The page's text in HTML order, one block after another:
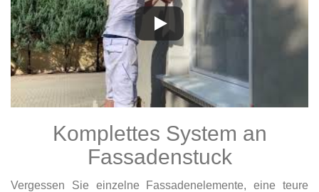
Komplettes System an
Fassadenstuck
Vergessen Sie einzelne Fassadenelemente, eine teure